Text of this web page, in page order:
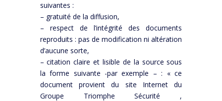
suivantes :
– gratuité de la diffusion,
– respect de l’intégrité des documents
reproduits : pas de modification ni altération
d’aucune sorte,
– citation claire et lisible de la source sous
la forme suivante -par exemple – : « ce
document provient du site Internet du
Groupe Triomphe Sécurité ,